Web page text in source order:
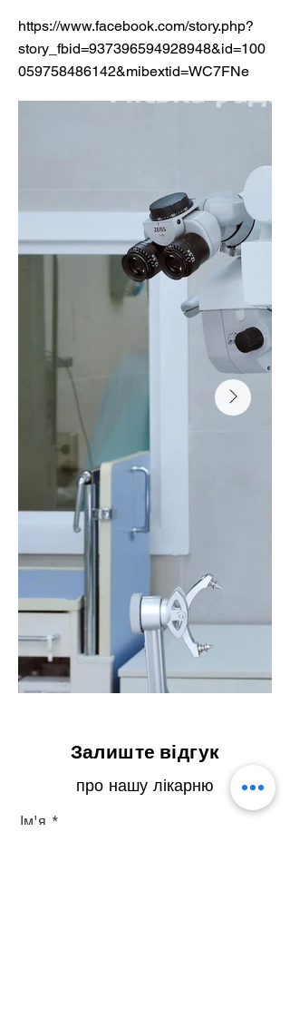
https://www.facebook.com/story.php?
story_fbid=937396594928948&id=100
059758486142&mibextid=WC7FNe
Залиште відгук
про нашу лікарню
Ім'я